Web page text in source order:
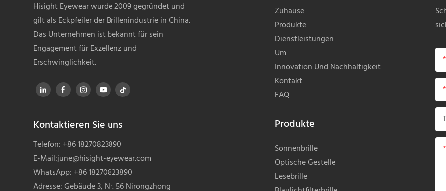
Hisight Eyewear wurde 2009 gegründet und
gilt als Eckpfeiler der Brillenindustrie in China.
Das Unternehmen ist bekannt für sein
Engagement für Exzellenz und
Erschwinglichkeit.
Kontaktieren Sie uns
Telefon: +86 18270823890
E-Mail:june@hisight-eyewear.com
WhatsApp: +86 18270823890
Adresse: Gebäude 3, Nr. 56 Nirongzhong
Zuhause
Produkte
Dienstleistungen
Um
Innovation Und Nachhaltigkeit
Kontakt
FAQ
Produkte
Sonnenbrille
Optische Gestelle
Lesebrille